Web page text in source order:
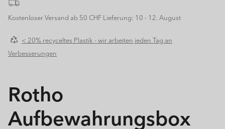
l
l
Kostenloser Versand ab 50 CHF Lieferung: 10 - 12. August
< 20% recyceltes Plastik - wir arbeiten jeden Tag an
Verbesserungen
Rotho
Aufbewahrungsbox